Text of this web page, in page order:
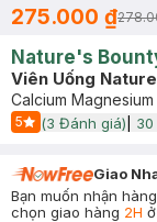
275.000 ₫
Nature's
Viên Uống
Calcium
5
Start Icon
(3 Đánh giá) 30
Giao
Bạn muốn nhận
chọn giao hàng 2H